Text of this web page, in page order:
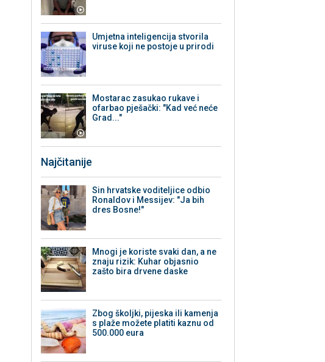
Umjetna inteligencija stvorila
viruse koji ne postoje u prirodi
Mostarac zasukao rukave i
ofarbao pješački: "Kad već neće
Grad..."
Najčitanije
Sin hrvatske voditeljice odbio
Ronaldov i Messijev: "Ja bih
dres Bosne!"
Mnogi je koriste svaki dan, a ne
znaju rizik: Kuhar objasnio
zašto bira drvene daske
Zbog školjki, pijeska ili kamenja
s plaže možete platiti kaznu od
500.000 eura